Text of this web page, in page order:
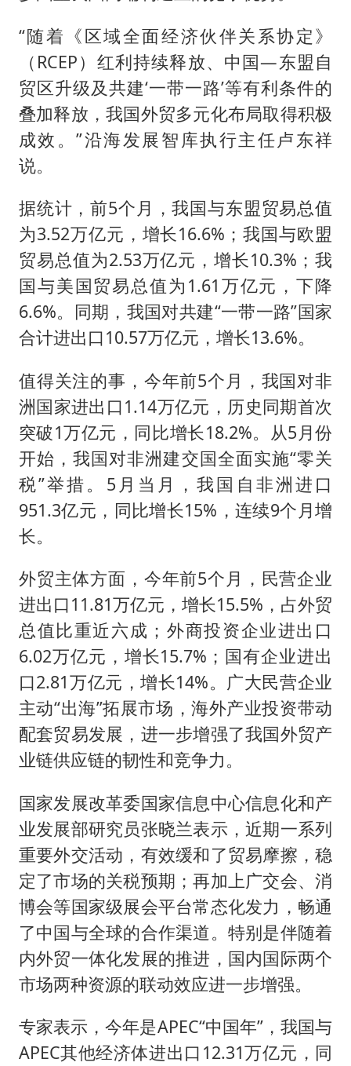
“随着《区域全面经济伙伴关系协定》
（RCEP）红利持续释放、中国—东盟自
贸区升级及共建‘一带一路’等有利条件的
叠加释放，我国外贸多元化布局取得积极
成效。”沿海发展智库执行主任卢东祥
说。
据统计，前5个月，我国与东盟贸易总值
为3.52万亿元，增长16.6%；我国与欧盟
贸易总值为2.53万亿元，增长10.3%；我
国与美国贸易总值为1.61万亿元，下降
6.6%。同期，我国对共建“一带一路”国家
合计进出口10.57万亿元，增长13.6%。
值得关注的事，今年前5个月，我国对非
洲国家进出口1.14万亿元，历史同期首次
突破1万亿元，同比增长18.2%。从5月份
开始，我国对非洲建交国全面实施“零关
税”举措。5月当月，我国自非洲进口
951.3亿元，同比增长15%，连续9个月增
长。
外贸主体方面，今年前5个月，民营企业
进出口11.81万亿元，增长15.5%，占外贸
总值比重近六成；外商投资企业进出口
6.02万亿元，增长15.7%；国有企业进出
口2.81万亿元，增长14%。广大民营企业
主动“出海”拓展市场，海外产业投资带动
配套贸易发展，进一步增强了我国外贸产
业链供应链的韧性和竞争力。
国家发展改革委国家信息中心信息化和产
业发展部研究员张晓兰表示，近期一系列
重要外交活动，有效缓和了贸易摩擦，稳
定了市场的关税预期；再加上广交会、消
博会等国家级展会平台常态化发力，畅通
了中国与全球的合作渠道。特别是伴随着
内外贸一体化发展的推进，国内国际两个
市场两种资源的联动效应进一步增强。
专家表示，今年是APEC“中国年”，我国与
APEC其他经济体进出口12.31万亿元，同